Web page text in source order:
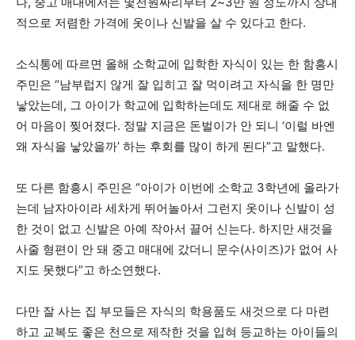
적으로 저렴한 가격에 옷이나 신발을 살 수 있다고 한다.
소식통에 따르면 올해 소학교에 입학한 자식이 있는 한 함흥시
주민은 “남부럽지 않게 잘 입히고 잘 먹이려고 자식을 한 명만
낳았는데, 그 아이가 학교에 입학하는데도 제대로 해줄 수 없
어 마음이 찢어졌다. 정말 지금은 돈벌이가 안 되니 ‘이럴 바엔
왜 자식을 낳았을까’ 하는 후회를 많이 하게 된다”고 말했다.
또 다른 함흥시 주민은 “아이가 이번에 소학교 3학년에 올라가
는데 남자아이라 세차게 뛰어놀아서 그런지 옷이나 신발이 성
한 것이 없고 신발은 아예 작아서 끌어 신는다. 하지만 새것을
사줄 형편이 안 돼 중고 매대에 갔더니 문수(사이즈)가 없어 사
지도 못했다”고 하소연했다.
다만 잘 사는 집 부모들은 자식의 학용품도 새것으로 다 마련
하고 교복도 좋은 천으로 제작한 것을 입혀 등교하는 아이들의